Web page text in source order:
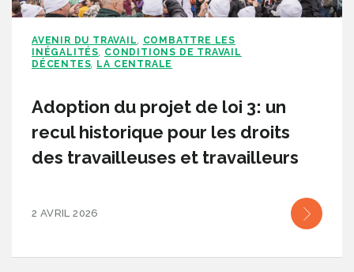
AVENIR DU TRAVAIL,
COMBATTRE LES
INÉGALITÉS,
CONDITIONS DE TRAVAIL
DÉCENTES, LA CENTRALE
Adoption du projet de loi 3: un
recul historique pour les droits
des travailleuses et travailleurs
2 AVRIL 2026